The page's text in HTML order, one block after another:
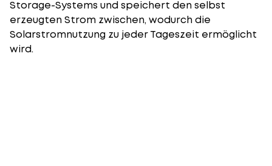
Storage-Systems und speichert den selbst
erzeugten Strom zwischen, wodurch die
Solarstromnutzung zu jeder Tageszeit ermöglicht
wird.